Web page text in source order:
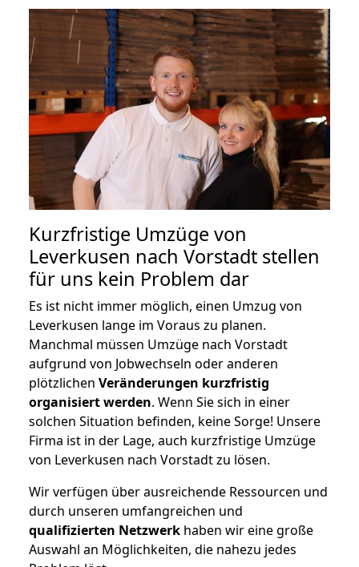
Kurzfristige Umzüge von
Leverkusen nach Vorstadt stellen
für uns kein Problem dar
Es ist nicht immer möglich, einen Umzug von
Leverkusen lange im Voraus zu planen.
Manchmal müssen Umzüge nach Vorstadt
aufgrund von Jobwechseln oder anderen
plötzlichen Veränderungen kurzfristig
organisiert werden. Wenn Sie sich in einer
solchen Situation befinden, keine Sorge! Unsere
Firma ist in der Lage, auch kurzfristige Umzüge
von Leverkusen nach Vorstadt zu lösen.
Wir verfügen über ausreichende Ressourcen und
durch unseren umfangreichen und
qualifizierten Netzwerk haben wir eine große
Auswahl an Möglichkeiten, die nahezu jedes